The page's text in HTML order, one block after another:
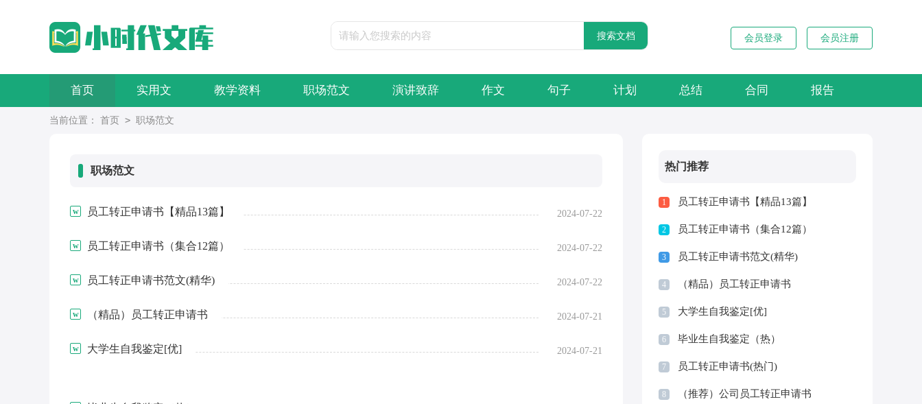
会员登录 会员注册
首页 实用文 教学资料 职场范文 演讲致辞 作文 句子 计划 总结 合同 报告
当前位置： 首页 > 职场范文
职场范文
员工转正申请书【精品13篇】 2024-07-22
员工转正申请书（集合12篇） 2024-07-22
员工转正申请书范文(精华) 2024-07-22
（精品）员工转正申请书 2024-07-21
大学生自我鉴定[优] 2024-07-21
热门推荐
1 员工转正申请书【精品13篇】
2 员工转正申请书（集合12篇）
3 员工转正申请书范文(精华)
4 （精品）员工转正申请书
5 大学生自我鉴定[优]
6 毕业生自我鉴定（热）
7 员工转正申请书(热门)
8 （推荐）公司员工转正申请书